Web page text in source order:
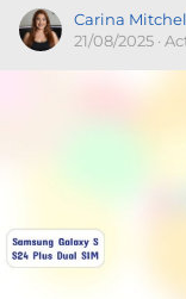
Carina
21/08/2025 ·